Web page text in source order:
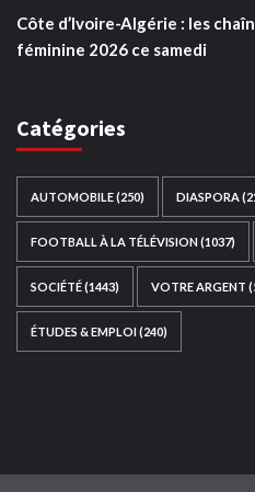
Côte d’Ivoire-Algérie : les
féminine 2026 ce samedi
Catégories
AUTOMOBILE(250) DIASPORA
FOOTBALL À LA TÉLÉVISION(1037)
SOCIÉTÉ(1443) VOTRE ARGENT
ÉTUDES & EMPLOI(240)